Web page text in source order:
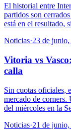
El historial entre
partidos son
está en el resultado,
Noticias·23 de
Vitoria vs
calla
Sin cuotas oficiales,
mercado de
del miércoles en la
Noticias·21 de